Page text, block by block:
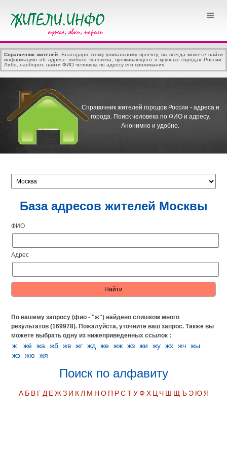
Справочник жителей . Благодаря этому уникальному проекту, вы всегда можете найти
информацию об адресе любого человека, проживающего в крупных городах России.
Либо, наоборот, найти ФИО человека по адресу его проживания.
Справочник жителей городов России - адреса и
города. Поиск человека по ФИО и адресу.
Анонимно и удобно.
База адресов жителей Москвы
ФИО
Адрес
По вашему запросу (фио - "ж") найдено слишком много
результатов (169978). Пожалуйста, уточните ваш запрос.Также вы
можете выбрать одну из нижеприведенных ссылок :
ж жё жа жб жв жг жд же жж жз жи жу жх жч жы
жэ жю жя
Поиск по алфавиту
А Б В Г Д Е Ж З И К Л М Н О П Р С Т У Ф Х Ц Ч Ш Щ Ъ Э Ю Я